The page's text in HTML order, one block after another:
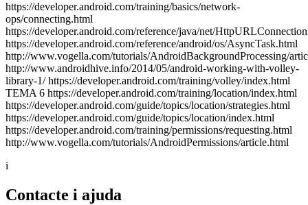
https://developer.android.com/training/basics/network-
ops/connecting.html
https://developer.android.com/reference/java/net/
https://developer.android.com/reference/android/os/AsyncTask.html
http://www.vogella.com/tutorials/AndroidBackgroundProcessing/
http://www.androidhive.info/2014/05/android-working-with-volley-
library-1/ https://developer.android.com/training/volley/index.html
TEMA 6 https://developer.android.com/training/location/index.html
https://developer.android.com/guide/topics/location/strategies.html
https://developer.android.com/guide/topics/location/index.html
https://developer.android.com/training/permissions/requesting.html
http://www.vogella.com/tutorials/AndroidPermissions/article.html
i
Contacte i ajuda